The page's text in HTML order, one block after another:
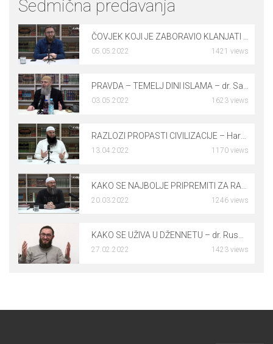
Sedmična predavanja
0
05.05.2022 1421 views
0
PRAVDA – TEMELJ DINI ISLAMA – dr. Safet Kuduzović
03.05.2022 1623 views
0
13.04.2022 1170 views
0
20.03.2022 1246 views
0
KAKO SE UŽIVA U DŽENNETU – dr. Rusmir Čoković
27.02.2022 1423 views